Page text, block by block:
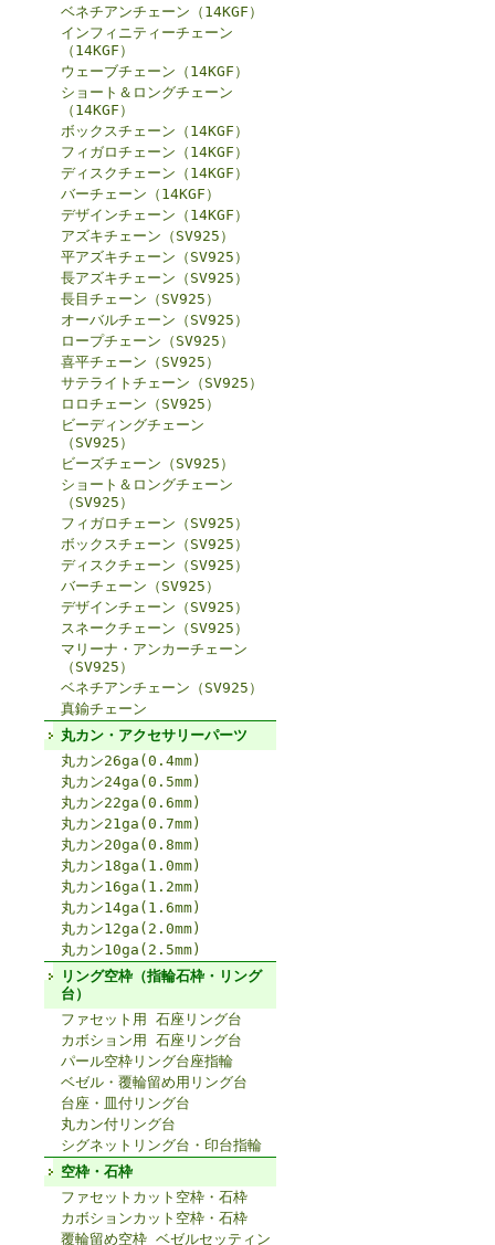
ベネチアンチェーン（14KGF）
インフィニティーチェーン
（14KGF）
ウェーブチェーン（14KGF）
ショート＆ロングチェーン
（14KGF）
ボックスチェーン（14KGF）
フィガロチェーン（14KGF）
ディスクチェーン（14KGF）
バーチェーン（14KGF）
デザインチェーン（14KGF）
アズキチェーン（SV925）
平アズキチェーン（SV925）
長アズキチェーン（SV925）
長目チェーン（SV925）
オーバルチェーン（SV925）
ロープチェーン（SV925）
喜平チェーン（SV925）
サテライトチェーン（SV925）
ロロチェーン（SV925）
ビーディングチェーン
（SV925）
ビーズチェーン（SV925）
ショート＆ロングチェーン
（SV925）
フィガロチェーン（SV925）
ボックスチェーン（SV925）
ディスクチェーン（SV925）
バーチェーン（SV925）
デザインチェーン（SV925）
スネークチェーン（SV925）
マリーナ・アンカーチェーン
（SV925）
ベネチアンチェーン（SV925）
真鍮チェーン
丸カン・アクセサリーパーツ
丸カン26ga(0.4mm)
丸カン24ga(0.5mm)
丸カン22ga(0.6mm)
丸カン21ga(0.7mm)
丸カン20ga(0.8mm)
丸カン18ga(1.0mm)
丸カン16ga(1.2mm)
丸カン14ga(1.6mm)
丸カン12ga(2.0mm)
丸カン10ga(2.5mm)
リング空枠（指輪石枠・リング
台）
ファセット用 石座リング台
カボション用 石座リング台
パール空枠リング台座指輪
ベゼル・覆輪留め用リング台
台座・皿付リング台
丸カン付リング台
シグネットリング台・印台指輪
空枠・石枠
ファセットカット空枠・石枠
カボションカット空枠・石枠
覆輪留め空枠 ベゼルセッティン